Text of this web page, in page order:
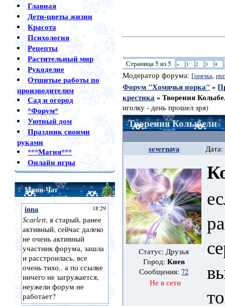
Главная
Дети-цветы жизни
Красота
Психология
Рецепты
Растительный мир
Рукоделие
Отшитые работы по
производителям
Сад и огород
*Форум*
Уютный дом
Праздник своими
руками
***Магия***
Онлайн игры
Мини-Чат
Страница5 из5 « 1 2 3 4
Модератор форума:Горячка,
Форум "Хомячья норка" »
крестика » Творения
иголку - день прошел зря)
Творения Колыбели
severnaya
Статус: Друзья
Город: Киев
Сообщения:72
Не в сети